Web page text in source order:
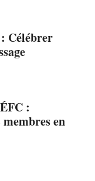
Célébrer
:
en